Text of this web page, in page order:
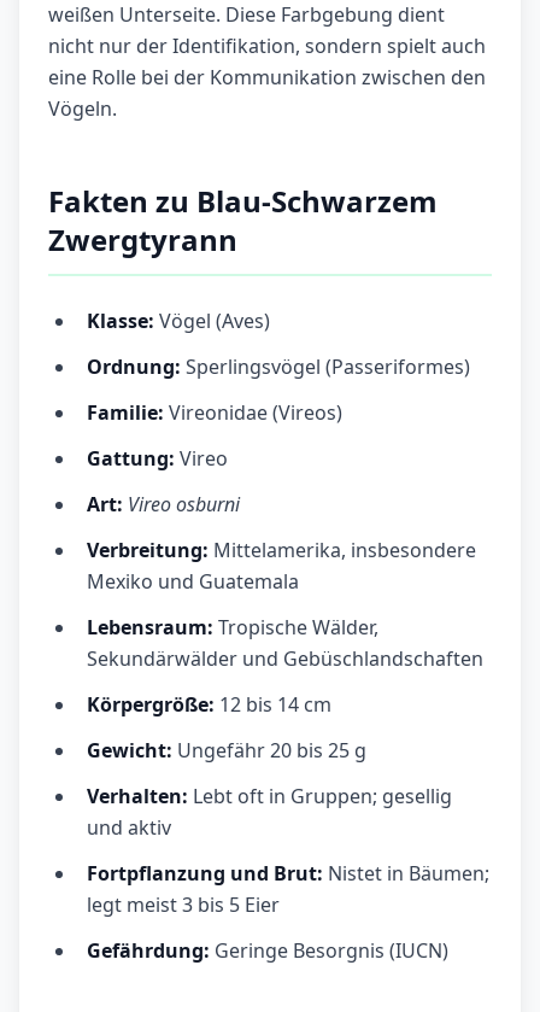
weißen Unterseite. Diese Farbgebung dient
nicht nur der Identifikation, sondern spielt auch
eine Rolle bei der Kommunikation zwischen den
Vögeln.
Fakten zu Blau-Schwarzem
Zwergtyrann
Klasse: Vögel (Aves)
Ordnung: Sperlingsvögel (Passeriformes)
Familie: Vireonidae (Vireos)
Gattung: Vireo
Art: Vireo osburni
Verbreitung: Mittelamerika, insbesondere
Mexiko und Guatemala
Lebensraum: Tropische Wälder,
Sekundärwälder und Gebüschlandschaften
Körpergröße: 12 bis 14 cm
Gewicht: Ungefähr 20 bis 25 g
Verhalten: Lebt oft in Gruppen; gesellig
und aktiv
Fortpflanzung und Brut: Nistet in Bäumen;
legt meist 3 bis 5 Eier
Gefährdung: Geringe Besorgnis (IUCN)